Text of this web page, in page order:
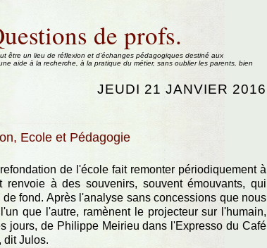
de profs.
être un lieu de réflexion et d'échanges pédagogiques destiné aux
aide à la recherche, à la pratique du métier, sans oublier les parents, bien
JEUDI 21 JANVIER 2016
Ecole et Pédagogie
de l'école fait remonter périodiquement à
à des souvenirs, souvent émouvants, qui
fond. Après l'analyse sans concessions que nous
que l'autre, ramènent le projecteur sur l'humain,
jours, de Philippe Meirieu dans l'Expresso du Café
dit Julos.